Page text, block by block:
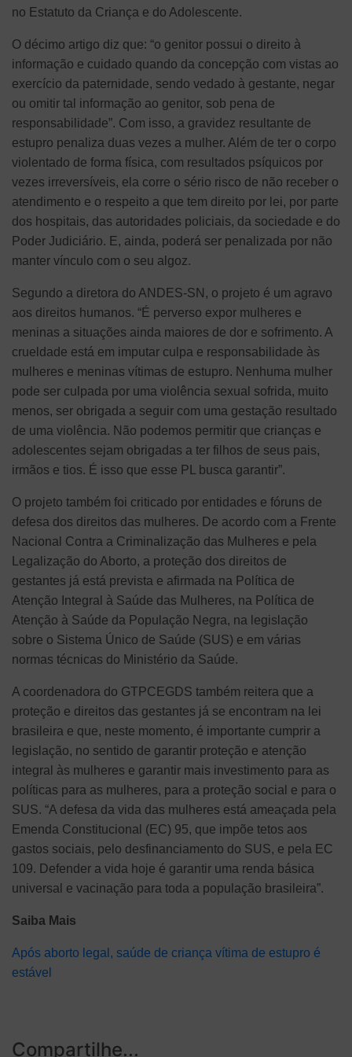
no Estatuto da Criança e do Adolescente.
O décimo artigo diz que: “o genitor possui o direito à
informação e cuidado quando da concepção com vistas ao
exercício da paternidade, sendo vedado à gestante, negar
ou omitir tal informação ao genitor, sob pena de
responsabilidade”. Com isso, a gravidez resultante de
estupro penaliza duas vezes a mulher. Além de ter o corpo
violentado de forma física, com resultados psíquicos por
vezes irreversíveis, ela corre o sério risco de não receber o
atendimento e o respeito a que tem direito por lei, por parte
dos hospitais, das autoridades policiais, da sociedade e do
Poder Judiciário. E, ainda, poderá ser penalizada por não
manter vínculo com o seu algoz.
Segundo a diretora do ANDES-SN, o projeto é um agravo
aos direitos humanos. “É perverso expor mulheres e
meninas a situações ainda maiores de dor e sofrimento. A
crueldade está em imputar culpa e responsabilidade às
mulheres e meninas vítimas de estupro. Nenhuma mulher
pode ser culpada por uma violência sexual sofrida, muito
menos, ser obrigada a seguir com uma gestação resultado
de uma violência. Não podemos permitir que crianças e
adolescentes sejam obrigadas a ter filhos de seus pais,
irmãos e tios. É isso que esse PL busca garantir”.
O projeto também foi criticado por entidades e fóruns de
defesa dos direitos das mulheres. De acordo com a Frente
Nacional Contra a Criminalização das Mulheres e pela
Legalização do Aborto, a proteção dos direitos de
gestantes já está prevista e afirmada na Política de
Atenção Integral à Saúde das Mulheres, na Política de
Atenção à Saúde da População Negra, na legislação
sobre o Sistema Único de Saúde (SUS) e em várias
normas técnicas do Ministério da Saúde.
A coordenadora do GTPCEGDS também reitera que a
proteção e direitos das gestantes já se encontram na lei
brasileira e que, neste momento, é importante cumprir a
legislação, no sentido de garantir proteção e atenção
integral às mulheres e garantir mais investimento para as
políticas para as mulheres, para a proteção social e para o
SUS. “A defesa da vida das mulheres está ameaçada pela
Emenda Constitucional (EC) 95, que impõe tetos aos
gastos sociais, pelo desfinanciamento do SUS, e pela EC
109. Defender a vida hoje é garantir uma renda básica
universal e vacinação para toda a população brasileira”.
Saiba Mais
Após aborto legal, saúde de criança vítima de estupro é
estável
Compartilhe...